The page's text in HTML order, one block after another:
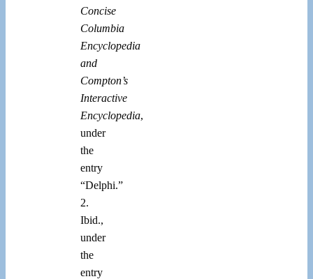
Concise
Columbia
Encyclopedia
and
Compton’s
Interactive
Encyclopedia,
under
the
entry
“Delphi.”
2.
Ibid.,
under
the
entry